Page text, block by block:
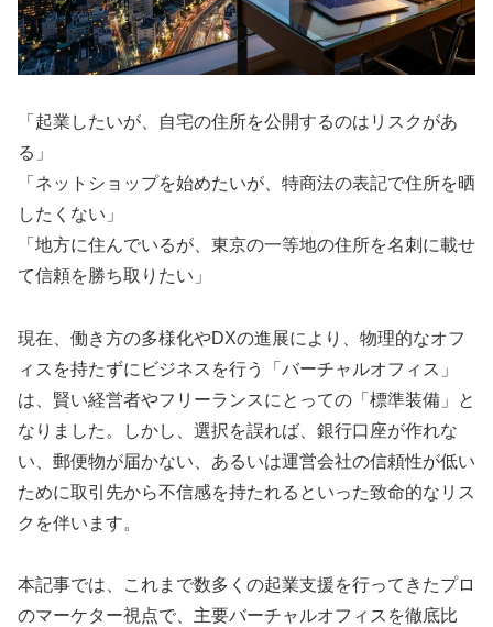
「起業したいが、自宅の住所を公開するのはリスクがあ
る」
「ネットショップを始めたいが、特商法の表記で住所を晒
したくない」
「地方に住んでいるが、東京の一等地の住所を名刺に載せ
て信頼を勝ち取りたい」
現在、働き方の多様化やDXの進展により、物理的なオフ
ィスを持たずにビジネスを行う「バーチャルオフィス」
は、賢い経営者やフリーランスにとっての「標準装備」と
なりました。しかし、選択を誤れば、銀行口座が作れな
い、郵便物が届かない、あるいは運営会社の信頼性が低い
ために取引先から不信感を持たれるといった致命的なリス
クを伴います。
本記事では、これまで数多くの起業支援を行ってきたプロ
のマーケター視点で、主要バーチャルオフィスを徹底比